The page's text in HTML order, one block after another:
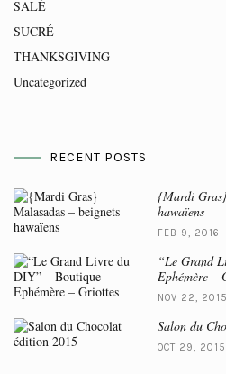
SALÉ
SUCRÉ
THANKSGIVING
Uncategorized
RECENT POSTS
{Mardi
hawaïens
FEB 9, 2016
“Le Grand
Ephémère –
NOV 22, 2015
Salon du
OCT 29, 2015